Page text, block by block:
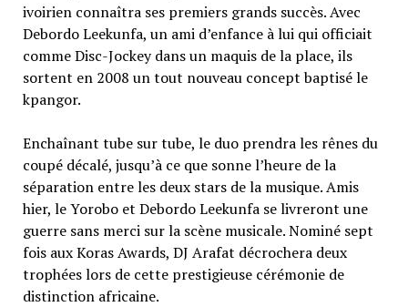
ivoirien connaîtra ses premiers grands succès. Avec
Debordo Leekunfa, un ami d’enfance à lui qui officiait
comme Disc-Jockey dans un maquis de la place, ils
sortent en 2008 un tout nouveau concept baptisé le
kpangor.
Enchaînant tube sur tube, le duo prendra les rênes du
coupé décalé, jusqu’à ce que sonne l’heure de la
séparation entre les deux stars de la musique. Amis
hier, le Yorobo et Debordo Leekunfa se livreront une
guerre sans merci sur la scène musicale. Nominé sept
fois aux Koras Awards, DJ Arafat décrochera deux
trophées lors de cette prestigieuse cérémonie de
distinction africaine.